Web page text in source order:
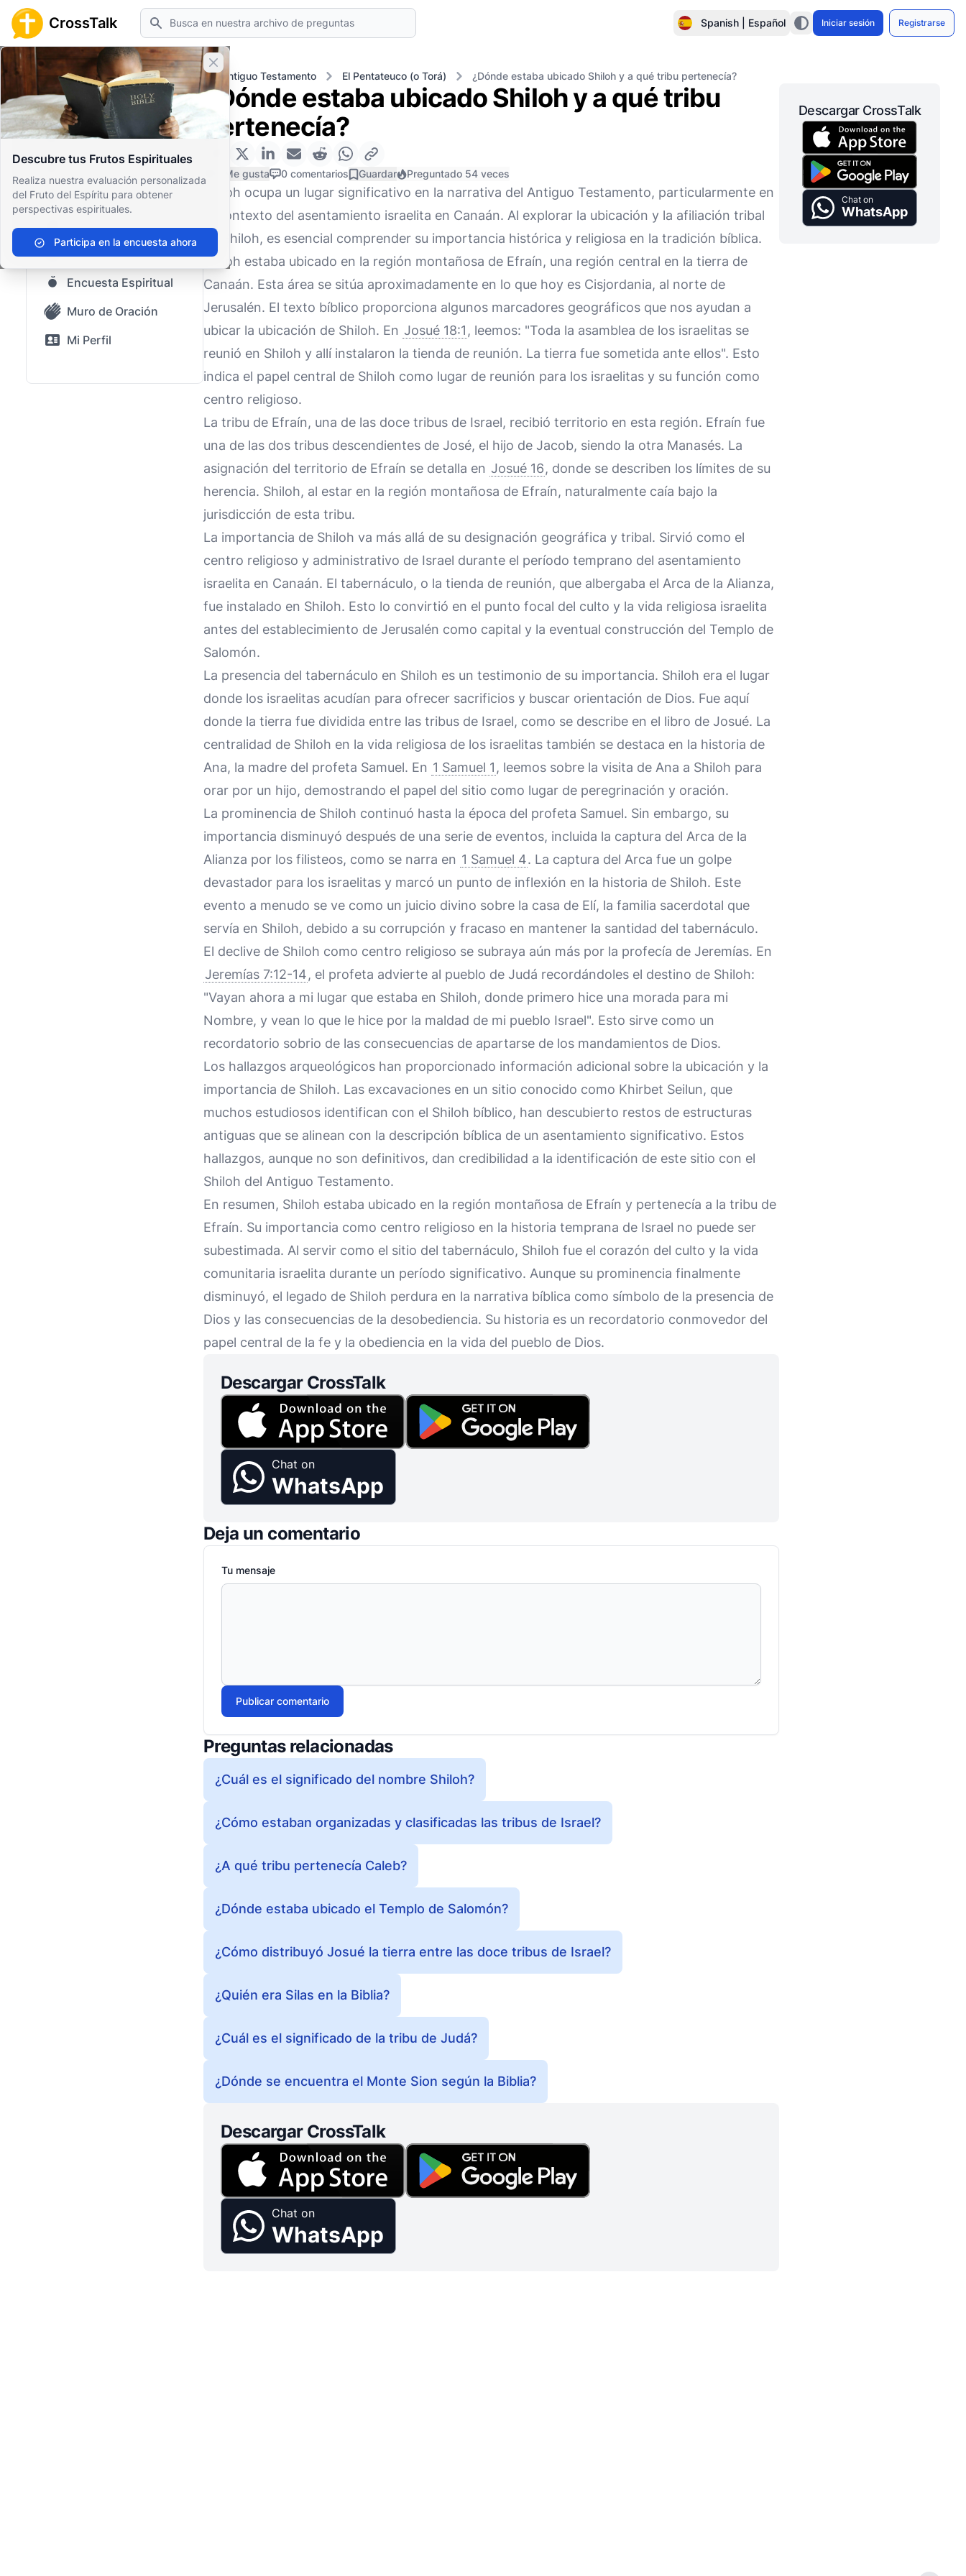
CrossTalk Buscar Spanish | Español Iniciar sesión Registrarse
Cerrar banner
Descubre tus Frutos Espirituales
Realiza nuestra evaluación personalizada
del Fruto del Espíritu para obtener
perspectivas espirituales.
Participa en la encuesta ahora
Inicio Archivo de Preguntas Antiguo Testamento El Pentateuco (o Torá) ¿Dónde estaba ubicado Shiloh y a qué tribu pertenecía?
Inicio
Archivo de Preguntas
Nuestro blog
Contenido guardado
Preguntas Populares
Biblia Sagrada
Encuesta Espiritual
Muro de Oración
Mi Perfil
¿Dónde estaba ubicado Shiloh y a qué tribu
pertenecía?
0 Me gusta 0 comentarios Guardar Preguntado 54 veces
Shiloh ocupa un lugar significativo en la narrativa del Antiguo Testamento, particularmente en
el contexto del asentamiento israelita en Canaán. Al explorar la ubicación y la afiliación tribal
de Shiloh, es esencial comprender su importancia histórica y religiosa en la tradición bíblica.
Shiloh estaba ubicado en la región montañosa de Efraín, una región central en la tierra de
Canaán. Esta área se sitúa aproximadamente en lo que hoy es Cisjordania, al norte de
Jerusalén. El texto bíblico proporciona algunos marcadores geográficos que nos ayudan a
ubicar la ubicación de Shiloh. En Josué 18:1 , leemos: "Toda la asamblea de los israelitas se
reunió en Shiloh y allí instalaron la tienda de reunión. La tierra fue sometida ante ellos". Esto
indica el papel central de Shiloh como lugar de reunión para los israelitas y su función como
centro religioso.
La tribu de Efraín, una de las doce tribus de Israel, recibió territorio en esta región. Efraín fue
una de las dos tribus descendientes de José, el hijo de Jacob, siendo la otra Manasés. La
asignación del territorio de Efraín se detalla en Josué 16, donde se describen los límites de su
herencia. Shiloh, al estar en la región montañosa de Efraín, naturalmente caía bajo la
jurisdicción de esta tribu.
La importancia de Shiloh va más allá de su designación geográfica y tribal. Sirvió como el
centro religioso y administrativo de Israel durante el período temprano del asentamiento
israelita en Canaán. El tabernáculo, o la tienda de reunión, que albergaba el Arca de la Alianza,
fue instalado en Shiloh. Esto lo convirtió en el punto focal del culto y la vida religiosa israelita
antes del establecimiento de Jerusalén como capital y la eventual construcción del Templo de
Salomón.
La presencia del tabernáculo en Shiloh es un testimonio de su importancia. Shiloh era el lugar
donde los israelitas acudían para ofrecer sacrificios y buscar orientación de Dios. Fue aquí
donde la tierra fue dividida entre las tribus de Israel, como se describe en el libro de Josué. La
centralidad de Shiloh en la vida religiosa de los israelitas también se destaca en la historia de
Ana, la madre del profeta Samuel. En 1 Samuel 1 , leemos sobre la visita de Ana a Shiloh para
orar por un hijo, demostrando el papel del sitio como lugar de peregrinación y oración.
La prominencia de Shiloh continuó hasta la época del profeta Samuel. Sin embargo, su
importancia disminuyó después de una serie de eventos, incluida la captura del Arca de la
Alianza por los filisteos, como se narra en 1 Samuel 4. La captura del Arca fue un golpe
devastador para los israelitas y marcó un punto de inflexión en la historia de Shiloh. Este
evento a menudo se ve como un juicio divino sobre la casa de Elí, la familia sacerdotal que
servía en Shiloh, debido a su corrupción y fracaso en mantener la santidad del tabernáculo.
El declive de Shiloh como centro religioso se subraya aún más por la profecía de Jeremías. En
Jeremías 7:12-14, el profeta advierte al pueblo de Judá recordándoles el destino de Shiloh:
"Vayan ahora a mi lugar que estaba en Shiloh, donde primero hice una morada para mi
Nombre, y vean lo que le hice por la maldad de mi pueblo Israel". Esto sirve como un
recordatorio sobrio de las consecuencias de apartarse de los mandamientos de Dios.
Los hallazgos arqueológicos han proporcionado información adicional sobre la ubicación y la
importancia de Shiloh. Las excavaciones en un sitio conocido como Khirbet Seilun, que
muchos estudiosos identifican con el Shiloh bíblico, han descubierto restos de estructuras
antiguas que se alinean con la descripción bíblica de un asentamiento significativo. Estos
hallazgos, aunque no son definitivos, dan credibilidad a la identificación de este sitio con el
Shiloh del Antiguo Testamento.
En resumen, Shiloh estaba ubicado en la región montañosa de Efraín y pertenecía a la tribu de
Efraín. Su importancia como centro religioso en la historia temprana de Israel no puede ser
subestimada. Al servir como el sitio del tabernáculo, Shiloh fue el corazón del culto y la vida
comunitaria israelita durante un período significativo. Aunque su prominencia finalmente
disminuyó, el legado de Shiloh perdura en la narrativa bíblica como símbolo de la presencia de
Dios y las consecuencias de la desobediencia. Su historia es un recordatorio conmovedor del
papel central de la fe y la obediencia en la vida del pueblo de Dios.
Descargar CrossTalk
Chat on
WhatsApp
Deja un comentario
Tu mensaje
Publicar comentario
Preguntas relacionadas
¿Cuál es el significado del nombre Shiloh?
¿Cómo estaban organizadas y clasificadas las tribus de Israel?
¿A qué tribu pertenecía Caleb?
¿Dónde estaba ubicado el Templo de Salomón?
¿Cómo distribuyó Josué la tierra entre las doce tribus de Israel?
¿Quién era Silas en la Biblia?
¿Cuál es el significado de la tribu de Judá?
¿Dónde se encuentra el Monte Sion según la Biblia?
Descargar CrossTalk
Chat on
WhatsApp
Descargar CrossTalk
Chat on
WhatsApp